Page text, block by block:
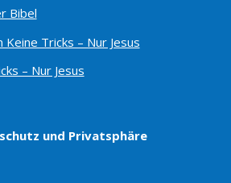
Bibel
Tricks – Nur Jesus
– Nur Jesus
und Privatsphäre